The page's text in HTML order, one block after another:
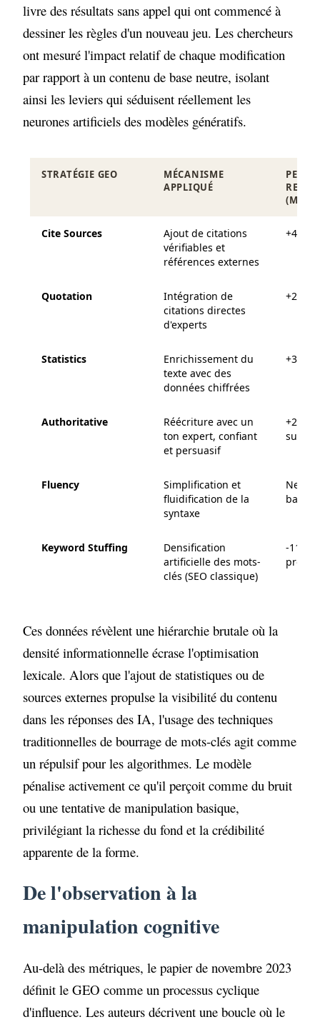
livre des résultats sans appel qui ont commencé à
dessiner les règles d'un nouveau jeu. Les chercheurs
ont mesuré l'impact relatif de chaque modification
par rapport à un contenu de base neutre, isolant
ainsi les leviers qui séduisent réellement les
neurones artificiels des modèles génératifs.
STRATÉGIE GEO
MÉCANISME
APPLIQUÉ
Cite Sources
Ajout de citations
vérifiables et
références externes
+41 %
Quotation
Intégration de
citations directes
d'experts
+28 %
Statistics
Enrichissement du
texte avec des
données chiffrées
+37 %
Authoritative
Réécriture avec un
ton expert, confiant
et persuasif
+20 %
sur
Fluency
Simplification et
fluidification de la
syntaxe
baisse
Keyword Stuffing
Densification
artificielle des mots-
clés (SEO classique)
-11 %
Ces données révèlent une hiérarchie brutale où la
densité informationnelle écrase l'optimisation
lexicale. Alors que l'ajout de statistiques ou de
sources externes propulse la visibilité du contenu
dans les réponses des IA, l'usage des techniques
traditionnelles de bourrage de mots-clés agit comme
un répulsif pour les algorithmes. Le modèle
pénalise activement ce qu'il perçoit comme du bruit
ou une tentative de manipulation basique,
privilégiant la richesse du fond et la crédibilité
apparente de la forme.
De l'observation à la
manipulation cognitive
Au-delà des métriques, le papier de novembre 2023
définit le GEO comme un processus cyclique
d'influence. Les auteurs décrivent une boucle où le